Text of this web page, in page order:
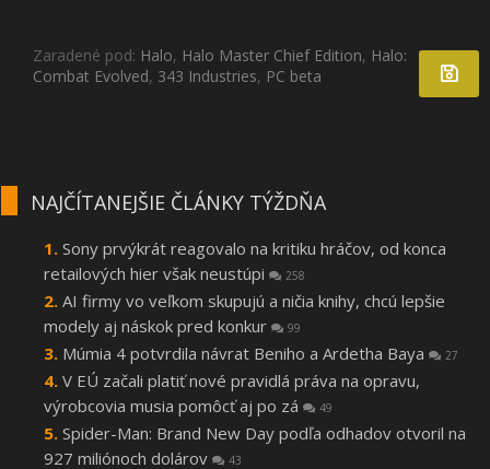
Zaradené pod: Halo, Halo Master Chief Edition, Halo:
Combat Evolved, 343 Industries, PC beta
NAJČÍTANEJŠIE ČLÁNKY TÝŽDŇA
Sony prvýkrát reagovalo na kritiku hráčov, od konca
retailových hier však neustúpi
258
AI firmy vo veľkom skupujú a ničia knihy, chcú lepšie
modely aj náskok pred konkur
99
Múmia 4 potvrdila návrat Beniho a Ardetha Baya 27
V EÚ začali platiť nové pravidlá práva na opravu,
výrobcovia musia pomôcť aj po zá
49
Spider-Man: Brand New Day podľa odhadov otvoril na
927 miliónoch dolárov
43